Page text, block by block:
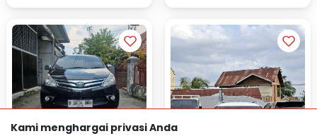
Kami menghargai privasi Anda